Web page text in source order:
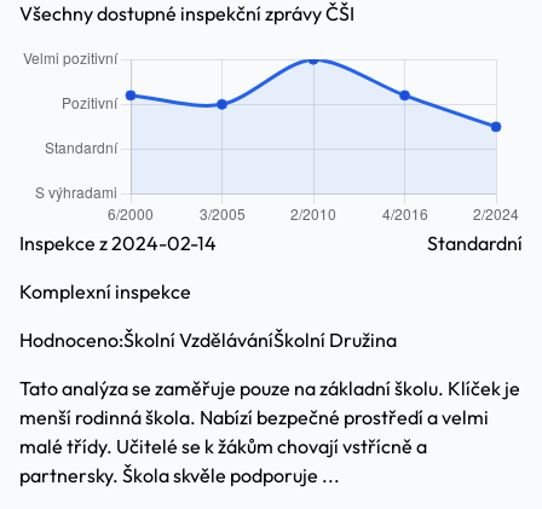
Všechny dostupné inspekční zprávy ČŠI
Inspekce z 2024-02-14
Komplexní inspekce
Standardní
Hodnoceno:Školní VzděláváníŠkolní Družina
Tato analýza se zaměřuje pouze na základní školu. Klíček je
menší rodinná škola. Nabízí bezpečné prostředí a velmi
malé třídy. Učitelé se k žákům chovají vstřícně a
partnersky. Škola skvěle podporuje ...